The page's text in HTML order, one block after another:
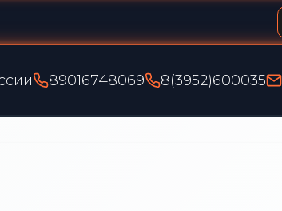
89016748069 8(3952)600035